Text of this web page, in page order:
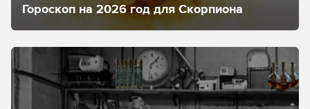
Гороскоп на 2026 год для Скорпиона